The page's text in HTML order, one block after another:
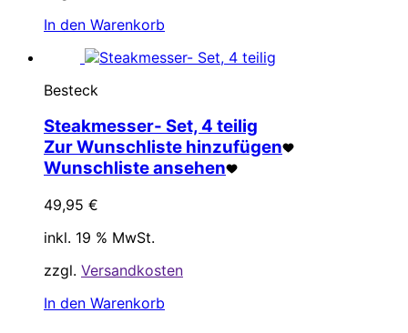
In den Warenkorb
Besteck
Steakmesser- Set, 4 teilig
Zur Wunschliste hinzufügen
Wunschliste ansehen
49,95 €
inkl. 19 % MwSt.
zzgl. Versandkosten
In den Warenkorb